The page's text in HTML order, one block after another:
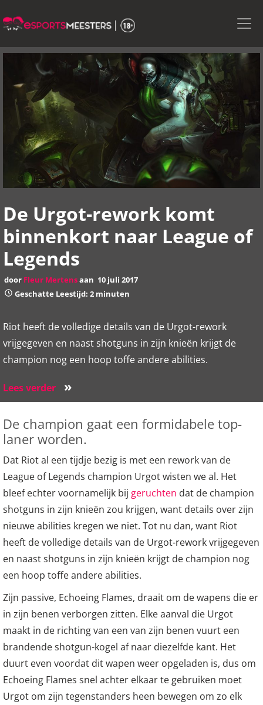
to
content
De Urgot-rework komt
binnenkort naar League of
Legends
door Fleur Mertensaan 10 juli 2017
Geschatte Leestijd: 2 minuten
Riot heeft de volledige details van de Urgot-rework
vrijgegeven en naast shotguns in zijn knieën krijgt de
champion nog een hoop toffe andere abilities.
Lees verder »
De champion gaat een formidabele top-
laner worden.
Dat Riot al een tijdje bezig is met een rework van de
League of Legends champion Urgot wisten we al. Het
bleef echter voornamelijk bij geruchten dat de champion
shotguns in zijn knieën zou krijgen, want details over zijn
nieuwe abilities kregen we niet. Tot nu dan, want Riot
heeft de volledige details van de Urgot-rework vrijgegeven
en naast shotguns in zijn knieën krijgt de champion nog
een hoop toffe andere abilities.
Zijn passive, Echoeing Flames, draait om de wapens die er
in zijn benen verborgen zitten. Elke aanval die Urgot
maakt in de richting van een van zijn benen vuurt een
brandende shotgun-kogel af naar diezelfde kant. Het
duurt even voordat dit wapen weer opgeladen is, dus om
Echoeing Flames snel achter elkaar te gebruiken moet
Urgot om zijn tegenstanders heen bewegen om zo elk